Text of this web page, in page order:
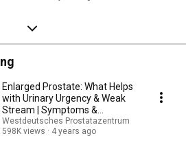
Enlarged Prostate: What Helps
with Urinary Urgency & Weak
Stream | Symptoms &
Treatment
Westdeutsches Prostatazentrum
598K views
4 years ago